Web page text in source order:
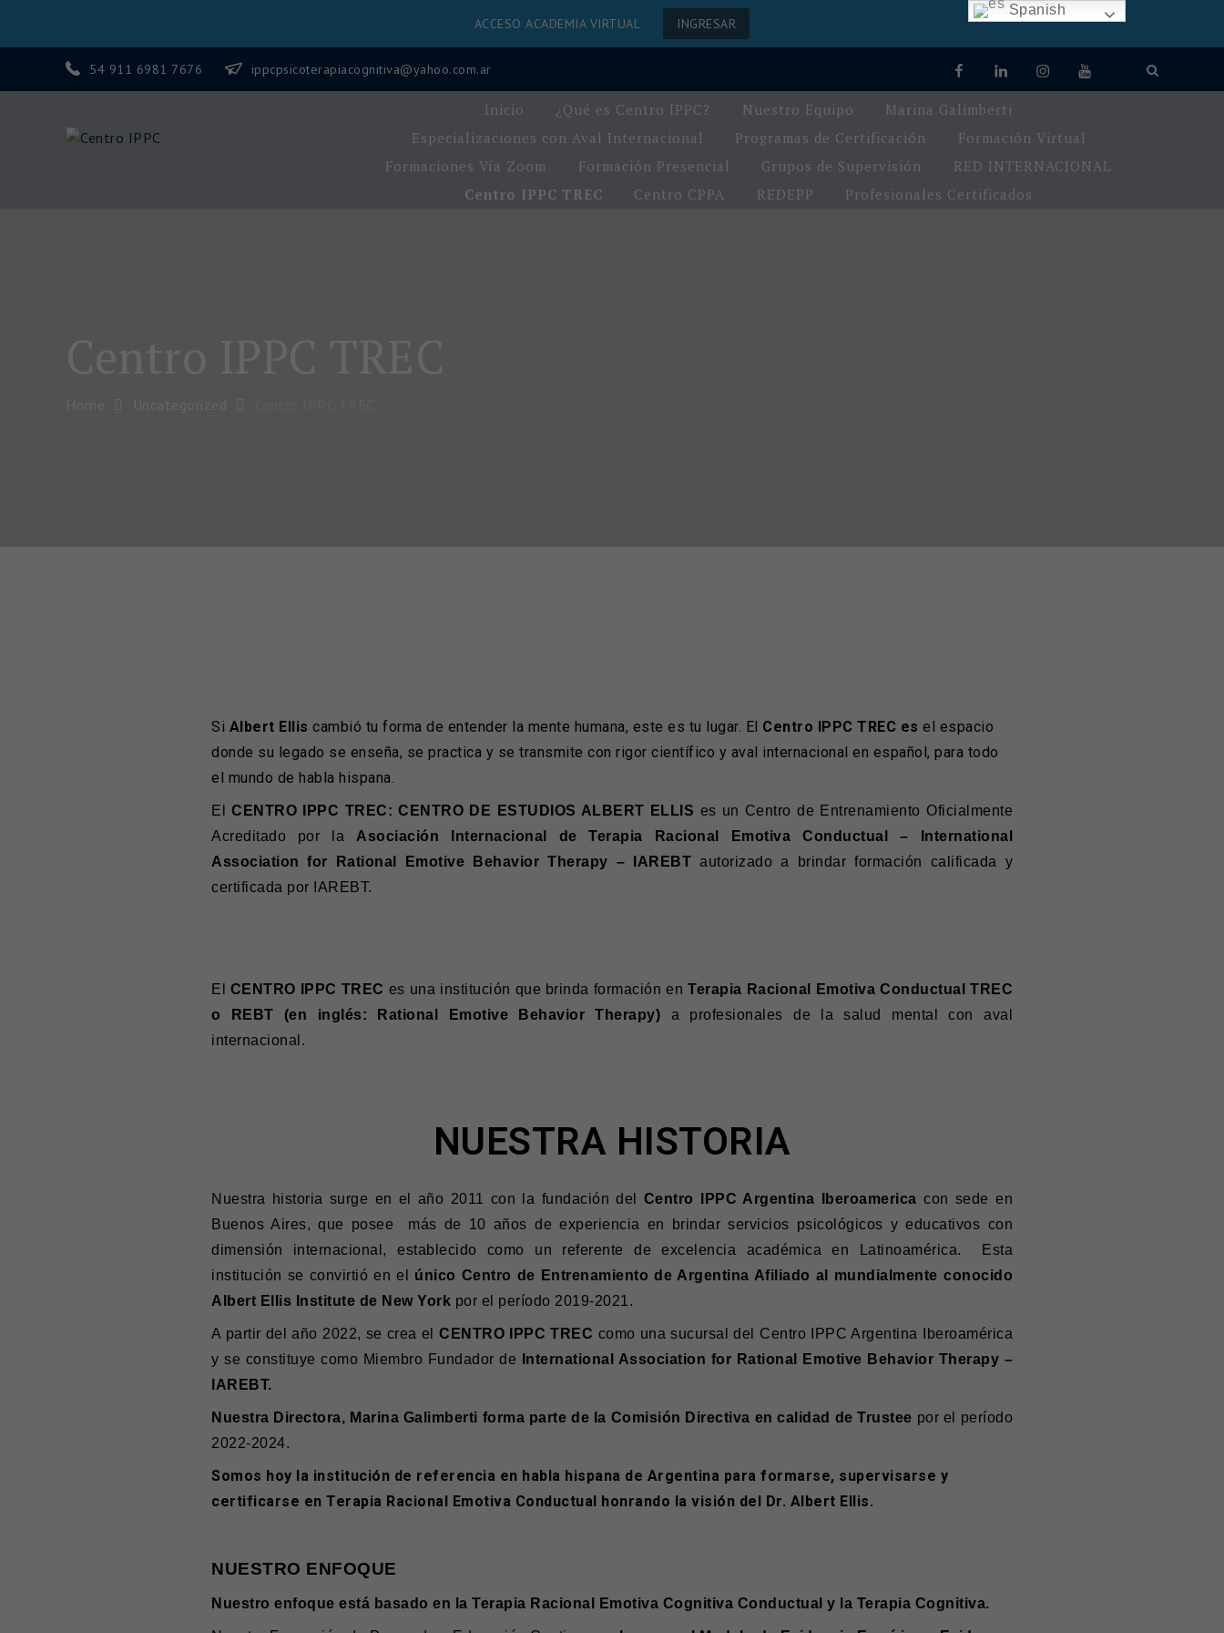
ACCESO ACADEMIA VIRTUAL INGRESAR
54 911 6981 7676 ippcpsicoterapiacognitiva@yahoo.com.ar
Inicio ¿Qué es Centro IPPC? Nuestro Equipo
Marina Galimberti
Especializaciones con Aval Internacional
Programas de Certificación
Formación Virtual
Formaciones Vía Zoom
Formación Presencial Grupos de Supervisión
RED INTERNACIONAL
Centro IPPC TREC
Centro CPPA REDEPP Profesionales Certificados
Si Albert Ellis cambió tu forma de entender la mente humana, este es tu lugar. El Centro IPPC TREC es el espacio
donde su legado se enseña, se practica y se transmite con rigor científico y aval internacional en español, para todo
el mundo de habla hispana.
ElCENTRO IPPC TREC: CENTRO DE ESTUDIOS ALBERT ELLIS es un Centro de Entrenamiento Oficialmente
Acreditado por la Asociación Internacional de Terapia Racional Emotiva Conductual
– International
Association for Rational Emotive Behavior Therapy – IAREBTautorizado a brindar formación calificada y
certificada por IAREBT.
El CENTRO IPPC TREC es una institución que brinda formación enTerapia Racional Emotiva Conductual TREC
o REBT (en inglés: Rational Emotive Behavior Therapy) a profesionales de la salud mental con aval
internacional.
NUESTRA HISTORIA
Nuestra historia surge en el año 2011 con la fundación del Centro IPPC Argentina Iberoamerica con sede en
Buenos Aires, que posee más de 10 años de experiencia en brindar servicios psicológicos y educativos con
dimensión internacional, establecido como un referente de excelencia académica en Latinoamérica. Esta
institución se convirtió en el único Centro de Entrenamiento de Argentina Afiliado al mundialmente conocido
Albert Ellis Institute de New York por el período 2019-2021.
A partir del año 2022, se crea elCENTRO IPPC TREC como una sucursal del Centro IPPC Argentina Iberoamérica
y se constituye como Miembro Fundador de
International Association for Rational Emotive Behavior Therapy –
IAREBT.
Nuestra Directora, Marina Galimberti forma parte de la Comisión Directiva en calidad de Trustee por el período
2022-2024.
Somos hoy la institución de referencia en habla hispana de Argentina para formarse, supervisarse y
certificarse en Terapia Racional Emotiva Conductual honrando la visión del Dr. Albert Ellis.
NUESTRO ENFOQUE
Nuestro enfoque está basado en la Terapia Racional Emotiva Cognitiva Conductual y la Terapia Cognitiva.
Spanish